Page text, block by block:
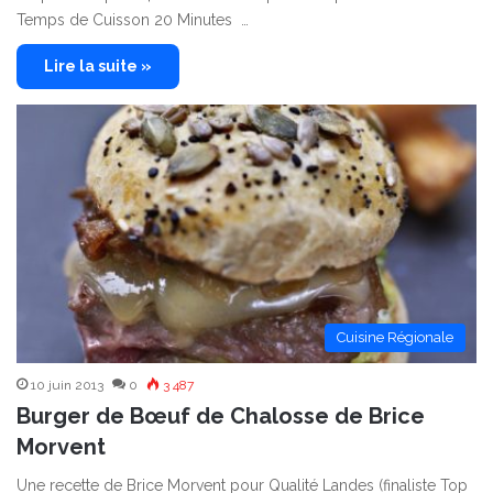
Temps de Cuisson 20 Minutes …
Lire la suite »
Cuisine Régionale
10 juin 2013 0 3 487
Burger de Bœuf de Chalosse de Brice
Morvent
Une recette de Brice Morvent pour Qualité Landes (finaliste Top